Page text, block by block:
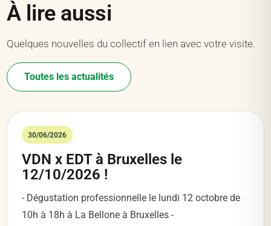
À lire aussi
Quelques nouvelles du collectif en lien avec votre visite.
Toutes les actualités
30/06/2026
VDN x EDT à Bruxelles le
12/10/2026 !
- Dégustation professionnelle le lundi 12 octobre de
10h à 18h à La Bellone à Bruxelles -